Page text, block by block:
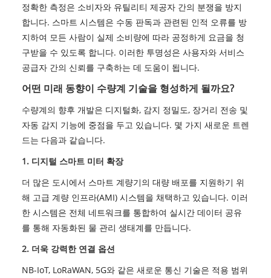
정확한 측정은 소비자와 유틸리티 제공자 간의 분쟁을 방지
합니다. 스마트 시스템은 수동 판독과 관련된 인적 오류를 방
지하여 모든 사람이 실제 소비량에 따라 공정하게 요금을 청
구받을 수 있도록 합니다. 이러한 투명성은 사용자와 서비스
공급자 간의 신뢰를 구축하는 데 도움이 됩니다.
어떤 미래 동향이 수량계 기술을 형성하게 될까요?
수량계의 향후 개발은 디지털화, 감지 정밀도, 장거리 전송 및
자동 감지 기능에 중점을 두고 있습니다. 몇 가지 새로운 트렌
드는 다음과 같습니다.
1. 디지털 스마트 미터 확장
더 많은 도시에서 스마트 계량기의 대량 배포를 지원하기 위
해 고급 계량 인프라(AMI) 시스템을 채택하고 있습니다. 이러
한 시스템은 전체 네트워크를 통합하여 실시간 데이터 공유
를 통해 자동화된 물 관리 생태계를 만듭니다.
2. 더욱 강력한 연결 옵션
NB-IoT, LoRaWAN, 5G와 같은 새로운 통신 기술은 적용 범위